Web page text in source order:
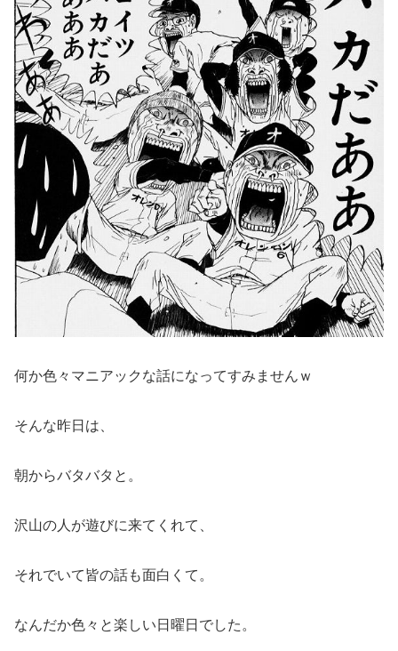
何か色々マニアックな話になってすみませんｗ
そんな昨日は、
朝からバタバタと。
沢山の人が遊びに来てくれて、
それでいて皆の話も面白くて。
なんだか色々と楽しい日曜日でした。